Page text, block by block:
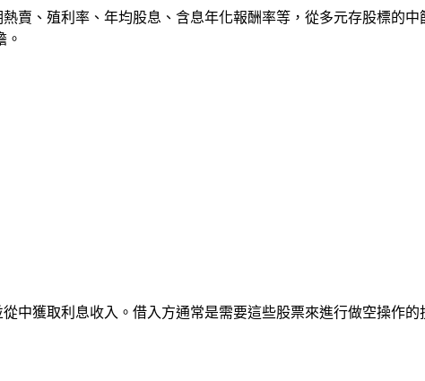
、殖利率、年均股息、含息年化報酬率等，從多元存股標的中
。
中獲取利息收入。借入方通常是需要這些股票來進行做空操作